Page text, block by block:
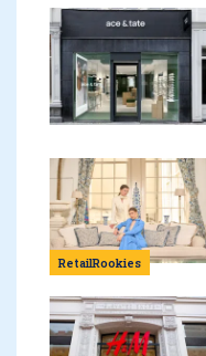
RetailRookies